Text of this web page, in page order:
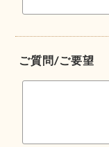
ご質問/ご要望